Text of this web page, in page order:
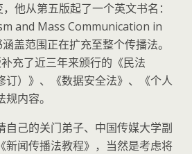
他从第五版起了一个英文书名：
and Mass Communication in
盖范围正在扩充至整个传播法。
充了近三年来颁行的《民法
订）》、《数据安全法》、《个人
内容。
自己的关门弟子、中国传媒大学副
新闻传播法教程》，当然是考虑将